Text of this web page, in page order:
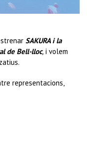
SAKURA i la
de Bell-lloc, i volem
representacions,